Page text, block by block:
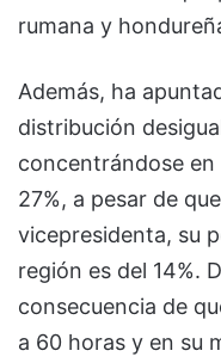
rumana y
Además, ha
distribución
concentrándose en
27%, a pesar de
vicepresidenta, su
región es del 14%.
consecuencia de
a 60 horas y en su